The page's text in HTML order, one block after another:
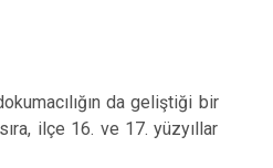
da geliştiği bir
ilçe 16. ve 17. yüzyıllar